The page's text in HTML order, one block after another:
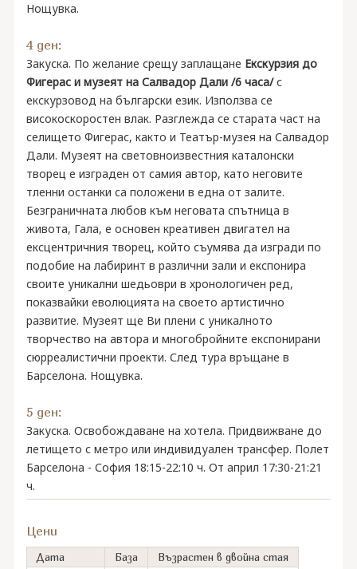
Нощувка.
4 ден:
Закуска. По желание срещу заплащане Екскурзия до
Фигерас и музеят на Салвадор Дали /6 часа/с
екскурзовод на български език. Използва се
високоскоростен влак. Разглежда се старата част на
селището Фигерас, както и Театър-музея на Салвадор
Дали. Музеят на световноизвестния каталонски
творец е изграден от самия автор, като неговите
тленни останки са положени в една от залите.
Безграничната любов към неговата спътница в
живота, Гала, е основен креативен двигател на
ексцентричния творец, който съумява да изгради по
подобие на лабиринт в различни зали и експонира
своите уникални шедьоври в хронологичен ред,
показвайки еволюцията на своето артистично
развитие. Музеят ще Ви плени с уникалното
творчество на автора и многобройните експонирани
сюрреалистични проекти. След тура връщане в
Барселона. Нощувка.
5 ден:
Закуска. Освобождаване на хотела. Придвижване до
летището с метро или индивидуален трансфер. Полет
Барселона - София 18:15-22:10 ч. От април 17:30-21:21
ч.
Цени
Дата База Възрастен в двойна стая